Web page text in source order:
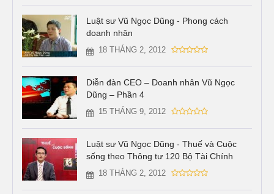
Luật sư Vũ Ngọc Dũng - Phong cách
doanh nhân
18 THÁNG 2, 2012
Diễn đàn CEO – Doanh nhân Vũ Ngọc
Dũng – Phần 4
15 THÁNG 9, 2012
Luật sư Vũ Ngọc Dũng - Thuế và Cuộc
sống theo Thông tư 120 Bộ Tài Chính
18 THÁNG 2, 2012